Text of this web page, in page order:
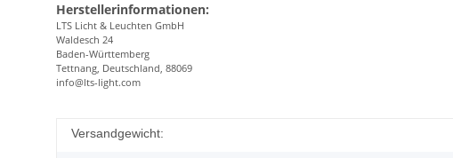
Herstellerinformationen:
LTS Licht & Leuchten GmbH
Waldesch 24
Baden-Württemberg
Tettnang, Deutschland, 88069
info@lts-light.com
Versandgewicht: